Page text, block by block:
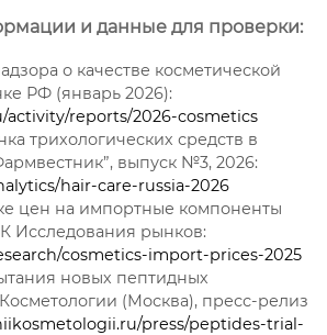
и данные для проверки:
о качестве косметической
РФ (январь 2026):
activity/reports/2026-cosmetics
трихологических средств в
выпуск №3, 2026:
hair-care-russia-2026
цен на импортные компоненты
Исследования рынков:
cosmetics-import-prices-2025
новых пептидных
(Москва), пресс-релиз
press/peptides-trial-